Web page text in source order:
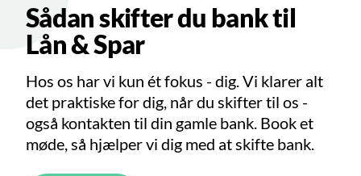
Sådan skifter du bank til
Lån & Spar
Hos os har vi kun ét fokus - dig. Vi klarer alt
det praktiske for dig, når du skifter til os -
også kontakten til din gamle bank. Book et
møde, så hjælper vi dig med at skifte bank.